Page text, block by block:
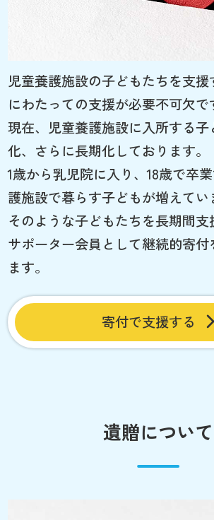
児童養護施設の子どもたちを支援
にわたっての支援が必要不可欠で
現在、児童養護施設に入所する
化、さらに長期化しております。
1歳から乳児院に入り、18歳で卒
護施設で暮らす子どもが増えてい
そのような子どもたちを長期間支
サポーター会員として継続的寄付
ます。
寄付で支援する
遺贈について